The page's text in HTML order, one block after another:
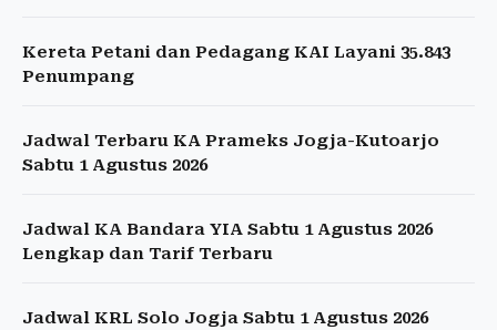
Kereta Petani dan Pedagang KAI Layani 35.843
Penumpang
Jadwal Terbaru KA Prameks Jogja-Kutoarjo
Sabtu 1 Agustus 2026
Jadwal KA Bandara YIA Sabtu 1 Agustus 2026
Lengkap dan Tarif Terbaru
Jadwal KRL Solo Jogja Sabtu 1 Agustus 2026